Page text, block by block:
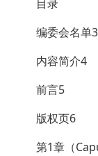
目录
编委会名单3
内容简介4
前言5
版权页6
第1章（